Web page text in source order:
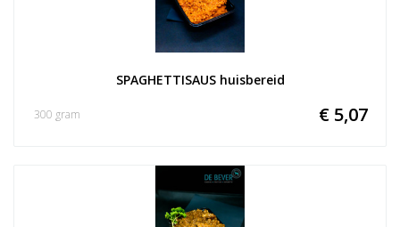
SPAGHETTISAUS huisbereid
€ 5,07
300 gram